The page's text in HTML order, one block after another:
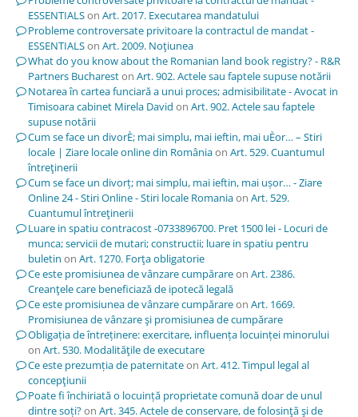
ESSENTIALSon Art. 2017. Executarea mandatului
Probleme controversate privitoare la contractul de mandat -
ESSENTIALSon Art. 2009. Noţiunea
What do you know about the Romanian land book registry? - R&R
Partners Buchareston Art. 902. Actele sau faptele supuse notării
Notarea în cartea funciară a unui proces; admisibilitate - Avocat in
Timisoara cabinet Mirela David on Art. 902. Actele sau faptele
supuse notării
Cum se face un divorÈ; mai simplu, mai ieftin, mai uÈor… – Stiri
locale | Ziare locale online din Româniaon Art. 529. Cuantumul
întreţinerii
Cum se face un divorț; mai simplu, mai ieftin, mai ușor… - Ziare
Online 24 - Stiri Online - Stiri locale Romaniaon Art. 529.
Cuantumul întreţinerii
Luare in spatiu contracost -0733896700. Pret 1500 lei - Locuri de
munca; servicii de mutari; constructii; luare in spatiu pentru
buletin on Art. 1270. Forţa obligatorie
Ce este promisiunea de vânzare cumpărareon Art. 2386.
Creanţele care beneficiază de ipotecă legală
Ce este promisiunea de vânzare cumpărareon Art. 1669.
Promisiunea de vânzare şi promisiunea de cumpărare
Obligația de întreținere: exercitare, influența locuinței minorului
on Art. 530. Modalităţile de executare
Ce este prezumția de paternitateon Art. 412. Timpul legal al
concepţiunii
Poate fi închiriată o locuință proprietate comună doar de unul
dintre soți?on Art. 345. Actele de conservare, de folosinţă şi de